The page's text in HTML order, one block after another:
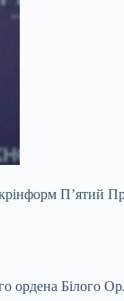
П’ятий
Білого